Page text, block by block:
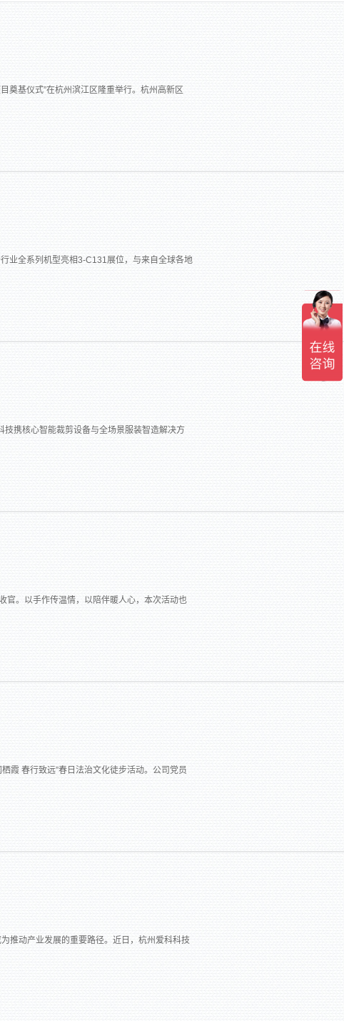
奠基仪式”在杭州滨江区隆重举行。杭州高新区
业全系列机型亮相3-C131展位，与来自全球各地
携核心智能裁剪设备与全场景服装智造解决方
官。以手作传温情，以陪伴暖人心，本次活动也
霞 春行致远”春日法治文化徒步活动。公司党员
推动产业发展的重要路径。近日，杭州爱科科技